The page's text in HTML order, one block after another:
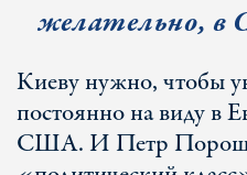
желательно,
Киеву нужно, чтобы
постоянно на виду в
США. И Петр